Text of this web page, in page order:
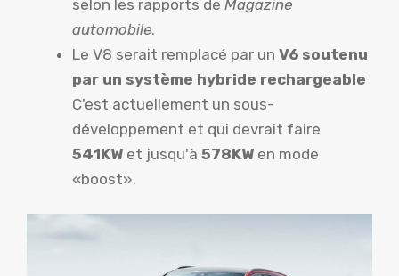
selon les rapports de Magazine
automobile.
Le V8 serait remplacé par un V6 soutenu
par un système hybride rechargeable
C'est actuellement un sous-
développement et qui devrait faire
541KW et jusqu'à 578KW en mode
«boost».